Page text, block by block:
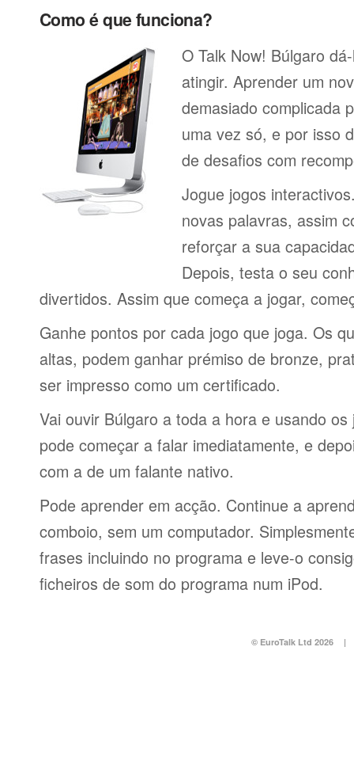
Como é que funciona?
O Talk Now! Búlgaro
atingir. Aprender um
demasiado complicada
uma vez só, e por isso
de desafios com
Jogue jogos
novas palavras, assim
reforçar a sua
Depois, testa o seu
divertidos. Assim que começa a jogar,
Ganhe pontos por cada jogo que joga. Os
altas, podem ganhar prémiso de bronze,
ser impresso como um certificado.
Vai ouvir Búlgaro a toda a hora e usando
pode começar a falar imediatamente, e
com a de um falante nativo.
Pode aprender em acção. Continue a
comboio, sem um computador.
frases incluindo no programa e leve-o
ficheiros de som do programa num iPod.
© EuroTalk Ltd 2026 |